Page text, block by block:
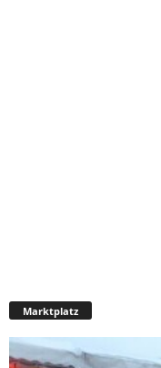
Marktplatz